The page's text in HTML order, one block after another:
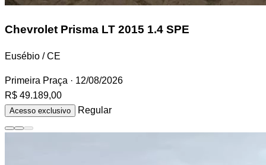
Chevrolet Prisma LT 2015 1.4 SPE
Eusébio / CE
Primeira Praça · 12/08/2026
R$ 49.189,00
Acesso exclusivo Regular